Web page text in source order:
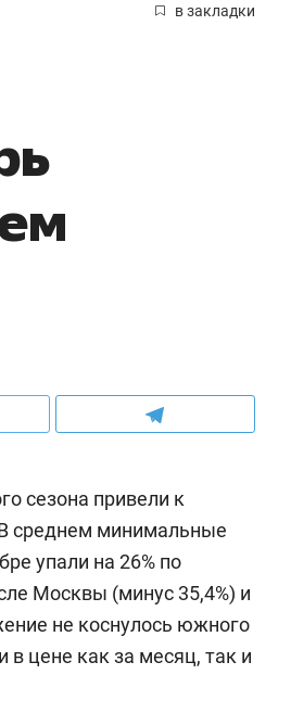
в закладки
сезона привели к
среднем минимальные
упали на 26% по
Москвы (минус 35,4%) и
не коснулось южного
цене как за месяц, так и